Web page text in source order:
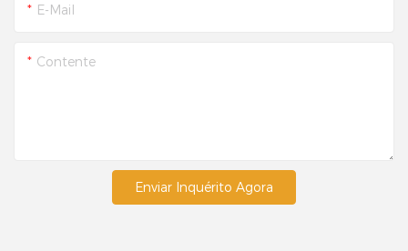
E-Mail
Contente
Enviar Inquérito Agora